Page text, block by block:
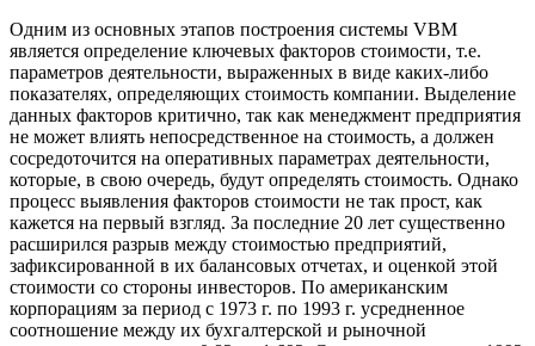
Одним из основных этапов построения системы VBM
является определение ключевых факторов стоимости, т.е.
параметров деятельности, выраженных в виде каких-либо
показателях, определяющих стоимость компании. Выделение
данных факторов критично, так как менеджмент предприятия
не может влиять непосредственное на стоимость, а должен
сосредоточится на оперативных параметрах деятельности,
которые, в свою очередь, будут определять стоимость. Однако
процесс выявления факторов стоимости не так прост, как
кажется на первый взгляд. За последние 20 лет существенно
расширился разрыв между стоимостью предприятий,
зафиксированной в их балансовых отчетах, и оценкой этой
стоимости со стороны инвесторов. По американским
корпорациям за период с 1973 г. по 1993 г. усредненное
соотношение между их бухгалтерской и рыночной